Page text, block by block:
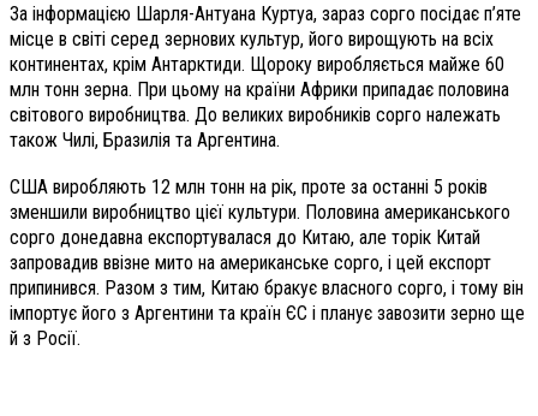
За інформацією Шарля-Антуана Куртуа, зараз сорго посідає п’яте
місце в світі серед зернових культур, його вирощують на всіх
континентах, крім Антарктиди. Щороку виробляється майже 60
млн тонн зерна. При цьому на країни Африки припадає половина
світового виробництва. До великих виробників сорго належать
також Чилі, Бразилія та Аргентина.
США виробляють 12 млн тонн на рік, проте за останні 5 років
зменшили виробництво цієї культури. Половина американського
сорго донедавна експортувалася до Китаю, але торік Китай
запровадив ввізне мито на американське сорго, і цей експорт
припинився. Разом з тим, Китаю бракує власного сорго, і тому він
імпортує його з Аргентини та країн ЄС і планує завозити зерно ще
й з Росії.